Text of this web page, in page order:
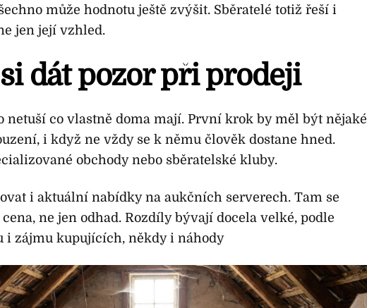
může hodnotu ještě zvýšit. Sběratelé totiž řeší i
jen její vzhled.
dát pozor při prodeji
netuší co vlastně doma mají. První krok by měl být nějaké
i když ne vždy se k němu člověk dostane hned.
obchody nebo sběratelské kluby.
i aktuální nabídky na aukčních serverech. Tam se
ne jen odhad. Rozdíly bývají docela velké, podle
i zájmu kupujících, někdy i náhody